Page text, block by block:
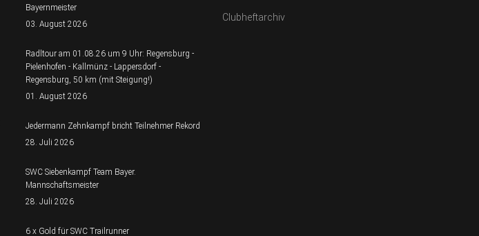
Bayernmeister
03. August 2026
Radltour am 01.08.26 um 9 Uhr: Regensburg -
Pielenhofen - Kallmünz - Lappersdorf -
Regensburg, 50 km (mit Steigung!)
01. August 2026
Jedermann Zehnkampf bricht Teilnehmer Rekord
28. Juli 2026
SWC Siebenkampf Team Bayer.
Mannschaftsmeister
28. Juli 2026
6 x Gold für SWC Trailrunner
Clubheftarchiv